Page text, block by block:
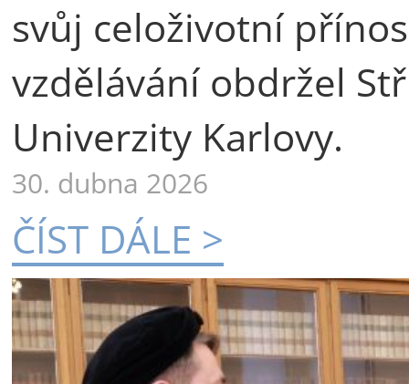
svůj celoživotní
vzdělávání obdržel
Univerzity Karlovy.
30. dubna 2026
ČÍST DÁLE >